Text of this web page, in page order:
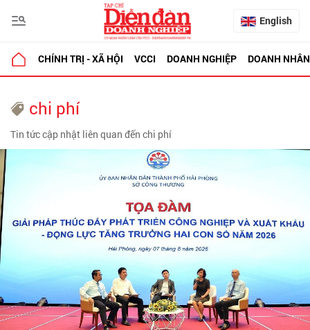
English
CHÍNH TRỊ - XÃ HỘI VCCI DOANH NGHIỆP DOANH NHÂN
chi phí
Tin tức cập nhật liên quan đến chi phí